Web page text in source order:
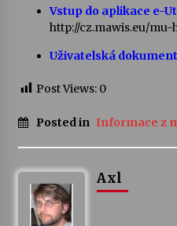
Vstup do aplikace e-
http://cz.mawis.eu/mu-
Uživatelská
Post Views: 0
Posted in Informace z
Axl